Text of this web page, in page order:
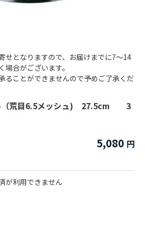
（荒目6.5メッシュ) 27.5cm 3
5,080
が利用できません
せとなりますので、お届けまでに7～14
合がございます。
ることができませんので予めご了承くだ